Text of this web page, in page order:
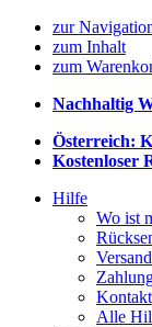
zur
zum Inhalt
zum
Nachhaltig
Österreich:
Kostenloser
Hilfe
Wo ist
Kontakt
Alle